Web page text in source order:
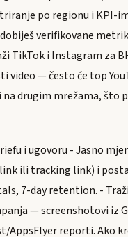
po regionu i KPI-
verifikovane
TikTok i Instagram za
video — često će top
drugim mrežama, što
i ugovoru - Jasno
ili tracking link) i
7-day retention. -
— screenshotovi iz
AppsFlyer reporti. Ako